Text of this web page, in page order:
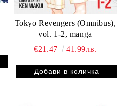
Tokyo Revengers (Omnibus),
vol. 1-2, manga
€21.47
41.99лв.